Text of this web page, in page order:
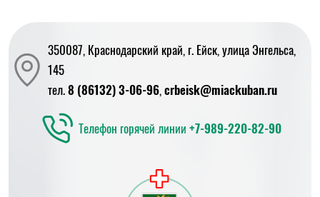
350087, Краснодарский край, г. Ейск, улица Энгельса,
145
тел.8 (86132) 3-06-96,crbeisk@miackuban.ru
Телефон горячей линии +7-989-220-82-90